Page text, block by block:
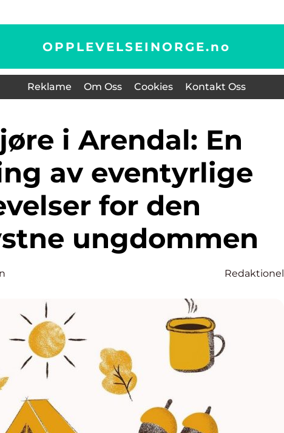
OPPLEVELSEINORGE.no
Reklame Om Oss Cookies Kontakt Oss
av eventyrlige
for den
ungdommen
Redaktionel